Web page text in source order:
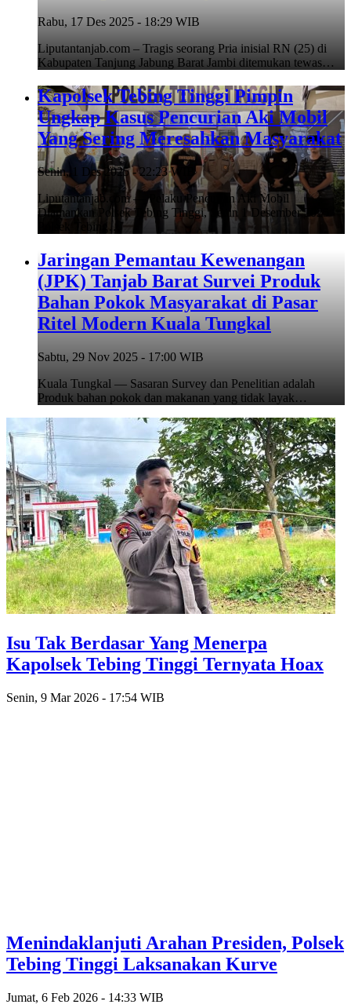
Rabu, 17 Des 2025 - 18:29 WIB
Liputantanjab.com – Tragis seorang Pria inisial RN (25) di
Kabupaten Tanjung Jabung Barat Jambi ditemukan tewas…
Kapolsek Tebing Tinggi Pimpin
Ungkap Kasus Pencurian Aki Mobil
Yang Sering Meresahkan Masyarakat
Senin, 1 Des 2025 - 22:23 WIB
Liputantanjab.com — Pelaku Pencurian Aki Mobil
Diamankan Polsek Tebing Tinggi, Senin 1 Desember 2025
Polsek Tebing…
Jaringan Pemantau Kewenangan
(JPK) Tanjab Barat Survei Produk
Bahan Pokok Masyarakat di Pasar
Ritel Modern Kuala Tungkal
Sabtu, 29 Nov 2025 - 17:00 WIB
Kuala Tungkal — Sasaran Survey dan Penelitian adalah
Produk bahan pokok dan makanan yang tidak layak…
Isu Tak Berdasar Yang Menerpa
Kapolsek Tebing Tinggi Ternyata Hoax
Senin, 9 Mar 2026 - 17:54 WIB
Menindaklanjuti Arahan Presiden, Polsek
Tebing Tinggi Laksanakan Kurve
Jumat, 6 Feb 2026 - 14:33 WIB